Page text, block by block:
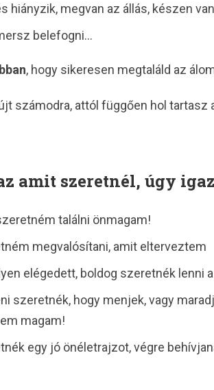
hiányzik, megvan az állás, készen
belefogni…
, hogy sikeresen megtaláld az
számodra, attól függően hol
amit szeretnél, úgy
találni önmagam!
megvalósítani, amit elterveztem
elégedett, boldog szeretnék lenni
szeretnék, hogy menjek, vagy
magam!
egy jó önéletrajzot, végre